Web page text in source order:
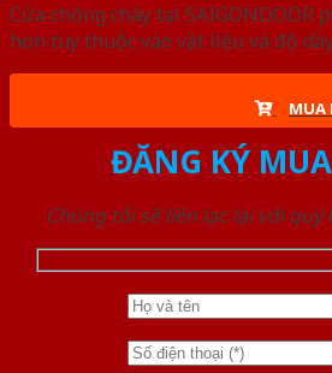
Cửa chống cháy tại
hơn tùy thuộc vào vật liệu và độ
MUA
ĐĂNG KÝ
Chúng tôi sẽ liên lạc lại với